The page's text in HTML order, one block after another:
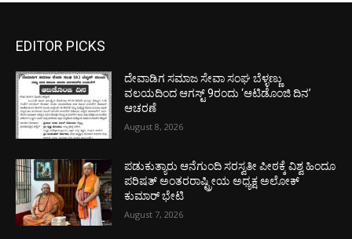
EDITOR PICKS
ದೇವಾಡಿಗ ಸಮಾಜ ಸೇವಾ ಸಂಘ ಬೆಳ್ಳಣ್ಣು
ವಲಯದಿಂದ ಆಗಸ್ಟ್ 9ರಂದು ‘ಆಟಿಡೊಂಜಿ ದಿನ’
ಆಚರಣೆ
August 8, 2026
ಪಡುಕುತ್ಯಾರು ಆನೆಗುಂದಿ ಸರಸ್ವತೀ ಪೀಠಕ್ಕೆ ವಿಶ್ವ ಹಿಂದೂ
ಪರಿಷತ್ ಅಂತರರಾಷ್ಟ್ರೀಯ ಅಧ್ಯಕ್ಷ ಅಲೋಕ್
ಕುಮಾರ್ ಭೇಟಿ
August 7, 2026